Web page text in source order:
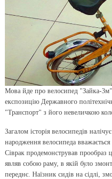
Мова йде про велосипед "Зайка-
експозицію Державного
"Транспорт" з його невеличкою
Загалом історія велосипедів
народження велосипеда
Сіврак продемонстрував прообраз
являв собою раму, в якій було
переднє. Наїзник сидів на сідлі,